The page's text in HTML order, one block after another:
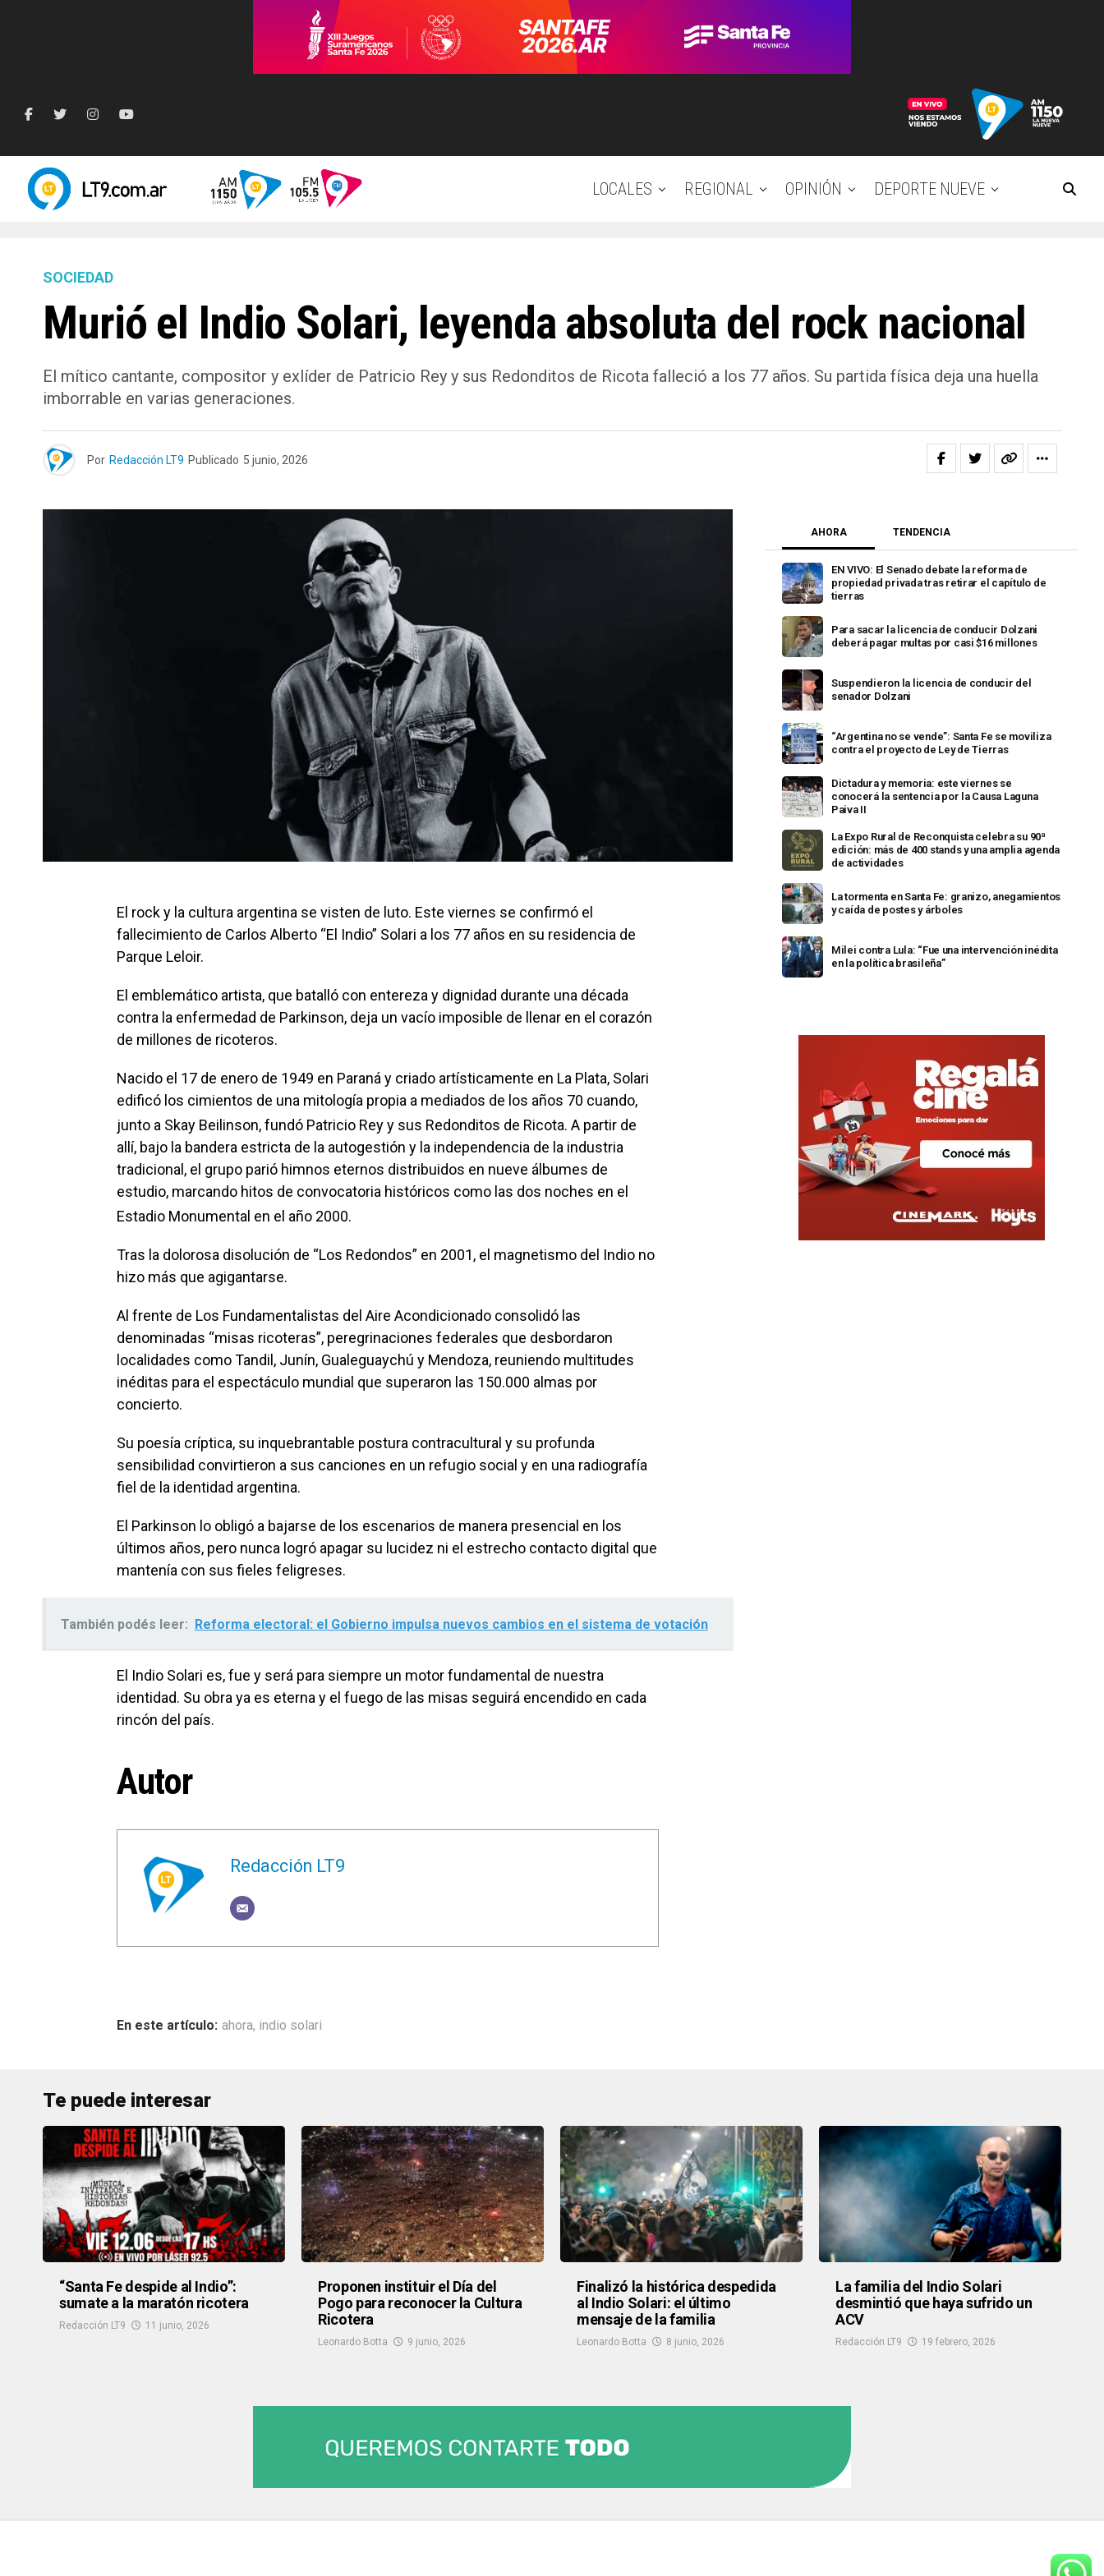
LOCALES REGIONAL OPINIÓN DEPORTE NUEVE
SOCIEDAD
Murió el Indio Solari, leyenda absoluta del rock nacional
El mítico cantante, compositor y exlíder de Patricio Rey y sus Redonditos de Ricota falleció a los 77 años. Su partida física deja una huella
imborrable en varias generaciones.
Por Redacción LT9 Publicado 5 junio, 2026
El rock y la cultura argentina se visten de luto. Este viernes se confirmó el
fallecimiento de Carlos Alberto “El Indio” Solari a los 77 años en su residencia de
Parque Leloir.
El emblemático artista, que batalló con entereza y dignidad durante una década
contra la enfermedad de Parkinson, deja un vacío imposible de llenar en el corazón
de millones de ricoteros.
Nacido el 17 de enero de 1949 en Paraná y criado artísticamente en La Plata, Solari
edificó los cimientos de una mitología propia a mediados de los años 70 cuando,
junto a Skay Beilinson, fundó Patricio Rey y sus Redonditos de Ricota. A partir de
allí, bajo la bandera estricta de la autogestión y la independencia de la industria
tradicional, el grupo parió himnos eternos distribuidos en nueve álbumes de
estudio, marcando hitos de convocatoria históricos como las dos noches en el
Estadio Monumental en el año 2000.
Tras la dolorosa disolución de “Los Redondos” en 2001, el magnetismo del Indio no
hizo más que agigantarse.
Al frente de Los Fundamentalistas del Aire Acondicionado consolidó las
denominadas “misas ricoteras”, peregrinaciones federales que desbordaron
localidades como Tandil, Junín, Gualeguaychú y Mendoza, reuniendo multitudes
inéditas para el espectáculo mundial que superaron las 150.000 almas por
concierto.
Su poesía críptica, su inquebrantable postura contracultural y su profunda
sensibilidad convirtieron a sus canciones en un refugio social y en una radiografía
fiel de la identidad argentina.
El Parkinson lo obligó a bajarse de los escenarios de manera presencial en los
últimos años, pero nunca logró apagar su lucidez ni el estrecho contacto digital que
mantenía con sus fieles feligreses.
También podés leer: Reforma electoral: el Gobierno impulsa nuevos cambios en el sistema de votación
El Indio Solari es, fue y será para siempre un motor fundamental de nuestra
identidad. Su obra ya es eterna y el fuego de las misas seguirá encendido en cada
rincón del país.
Autor
Redacción LT9
ahora, indio solari
AHORA TENDENCIA
EN VIVO: El Senado debate la reforma de
propiedad privada tras retirar el capítulo de
tierras
Para sacar la licencia de conducir Dolzani
deberá pagar multas por casi $16 millones
Suspendieron la licencia de conducir del
senador Dolzani
“Argentina no se vende”: Santa Fe se moviliza
contra el proyecto de Ley de Tierras
Dictadura y memoria: este viernes se
conocerá la sentencia por la Causa Laguna
Paiva II
La Expo Rural de Reconquista celebra su 90ª
edición: más de 400 stands y una amplia agenda
de actividades
La tormenta en Santa Fe: granizo, anegamientos
y caída de postes y árboles
Milei contra Lula: “Fue una intervención inédita
en la política brasileña”
Te puede interesar
“Santa Fe despide al Indio”:
sumate a la maratón ricotera
Redacción LT9 11 junio, 2026
Proponen instituir el Día del
Pogo para reconocer la Cultura
Ricotera
Leonardo Botta 9 junio, 2026
Finalizó la histórica despedida
al Indio Solari: el último
mensaje de la familia
Leonardo Botta 8 junio, 2026
La familia del Indio Solari
desmintió que haya sufrido un
ACV
Redacción LT9 19 febrero, 2026